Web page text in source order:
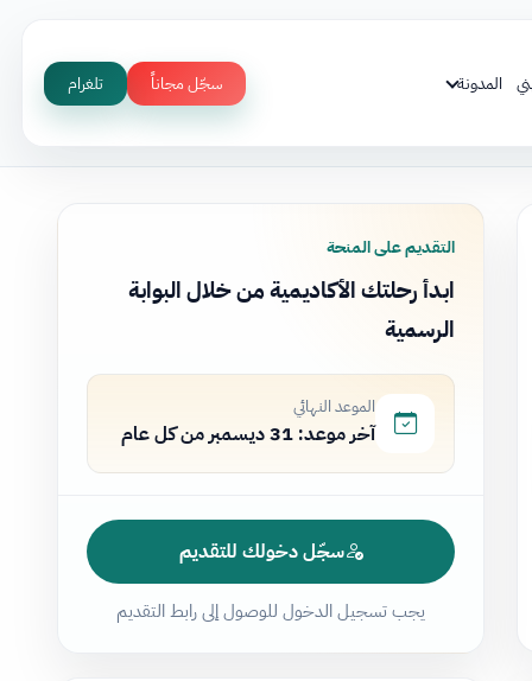
المدونة سجّل مجاناً تلغرام
التقديم على المنحة
ابدأ رحلتك الأكاديمية من خلال البوابة
الرسمية
الموعد النهائي
آخر موعد: 31 ديسمبر من كل عام
سجّل دخولك للتقديم
يجب تسجيل الدخول للوصول إلى رابط التقديم